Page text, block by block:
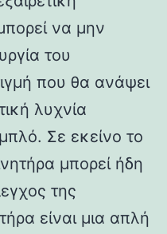
να μην
του
που θα ανάψει
λυχνία
Σε εκείνο το
μπορεί ήδη
της
είναι μια απλή